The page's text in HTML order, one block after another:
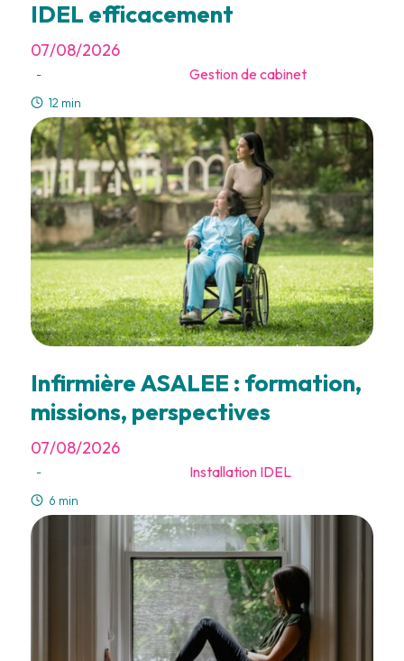
IDEL efficacement
07/08/2026
- Gestion de cabinet
12 min
Infirmière ASALEE : formation,
missions, perspectives
07/08/2026
- Installation IDEL
6 min